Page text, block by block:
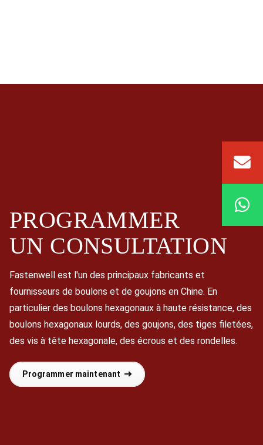
PROGRAMMER
UN CONSULTATION
Fastenwell est l'un des principaux fabricants et
fournisseurs de boulons et de goujons en Chine. En
particulier des boulons hexagonaux à haute résistance, des
boulons hexagonaux lourds, des goujons, des tiges filetées,
des vis à tête hexagonale, des écrous et des rondelles.
Programmer maintenant